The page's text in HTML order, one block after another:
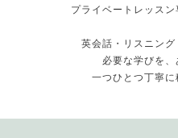
プライベートレッス
英会話・リスニン
必要な学びを
一つひとつ丁寧